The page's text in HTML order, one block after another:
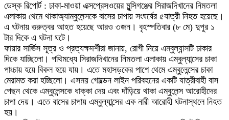
ডেস্ক রিপোর্ট : ঢাকা-মাওয়া এক্সপ্রেসওয়ের মুন্সিগঞ্জের সিরাজদিখানের নিমতলা
এলাকায় থেমে থাকাঅ্যাম্বুলেন্সকে বাসের চাপায় সংঘর্ষের ৫যাত্রী নিহত হয়েছে।
এ ঘটনায় গুরুত্বর আহত হয়েছে আরও ৩জন। বৃহস্পতিবার (৮ মে) দুপুর ১
টার দিকে এ ঘটনা ঘটে।
ফায়ার সার্ভিস সূত্র ও প্রত্যক্ষদর্শীরা জানায়, রোগী নিয়ে এম্বুল্যান্সটি ঢাকার
দিকে যাচ্ছিলো। পথিমধ্যে সিরাজদিখানের নিমতলা এলাকায় এম্বুল্যান্সের চাকা
পাংচায় হয়ে বিকল হয়ে যায়। এতে মহাসড়কের পাশে থেমে এম্বুলেন্সের চাকা
মেরামত করা হচ্ছিলো। এসময় গোল্ডেন লাইন পরিবহনের একটি যাত্রীবাহী বাস
পেছন থেকে এম্বুলেন্সকে ধাক্কা দেয় এবং দাঁড়িয়ে থাকা এম্বুলেন্স আরোহীদের
চাপা দেয়। এতে বাসের চাপায় এম্বুল্যান্সের এক নারী আরোহী ঘটনাস্থলে নিহত
হয়।